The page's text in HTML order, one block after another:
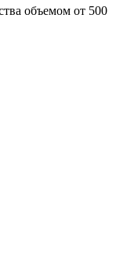
объемом от 500